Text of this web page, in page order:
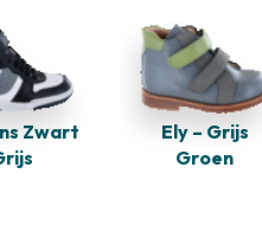
Zwart
Ely – Grijs
Groen